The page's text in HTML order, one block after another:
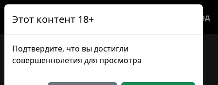
Вход
Этот контент 18+
Подтвердите, что вы достигли
совершеннолетия для просмотра
JP/RUDasoku
Версия игры: 1.0